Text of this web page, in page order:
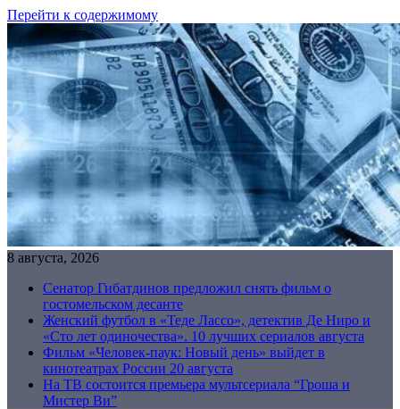
Перейти к содержимому
8 августа, 2026
Сенатор Гибатдинов предложил снять фильм о
гостомельском десанте
Женский футбол в «Теде Лассо», детектив Де Ниро и
«Сто лет одиночества». 10 лучших сериалов августа
Фильм «Человек-паук: Новый день» выйдет в
кинотеатрах России 20 августа
На ТВ состоится премьера мультсериала “Гроша и
Мистер Ви”